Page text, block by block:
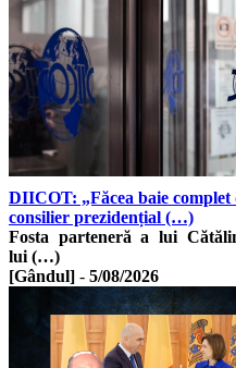
DIICOT: „Făcea baie
consilier prezidențial (…)
Fosta parteneră a lui
lui (…)
[Gândul] - 5/08/2026